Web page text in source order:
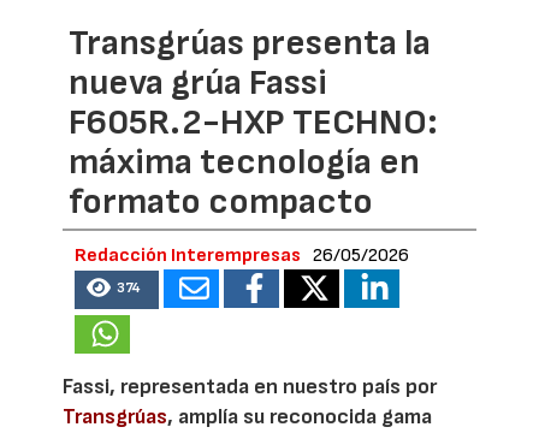
Transgrúas presenta la
nueva grúa Fassi
F605R.2-HXP TECHNO:
máxima tecnología en
formato compacto
Redacción Interempresas 26/05/2026
374
Fassi, representada en nuestro país por
Transgrúas, amplía su reconocida gama